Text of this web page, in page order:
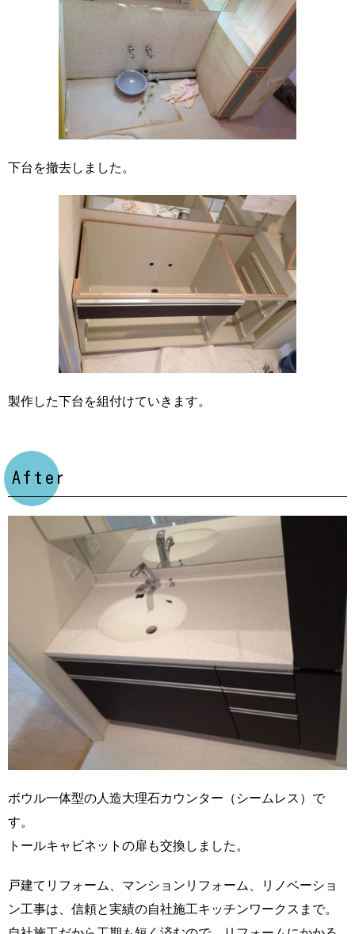
下台を撤去しました。
製作した下台を組付けていきます。
After
ボウル一体型の人造大理石カウンター（シームレス）で
す。
トールキャビネットの扉も交換しました。
戸建てリフォーム、マンションリフォーム、リノベーショ
ン工事は、信頼と実績の自社施工キッチンワークスまで。